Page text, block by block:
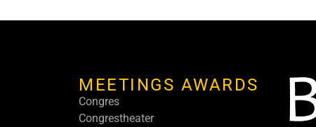
MEETINGS AWARDS
Congres
Congrestheater